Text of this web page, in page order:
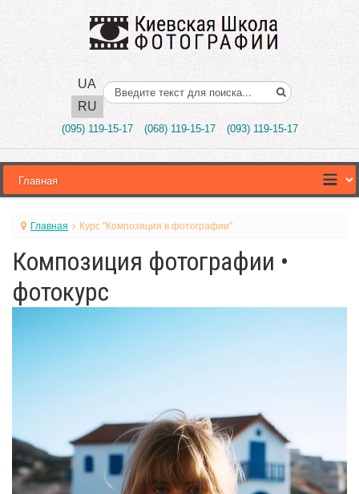
UA
RU
Поиск..
(095) 119-15-17 (068) 119-15-17 (093) 119-15-17
Главная Курс "Композиция в фотографии"
Композиция фотографии •
фотокурс